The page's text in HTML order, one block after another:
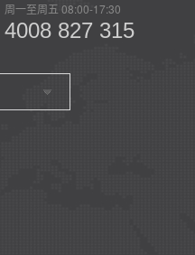
周一至周五 08:00-17:30
028-82218233